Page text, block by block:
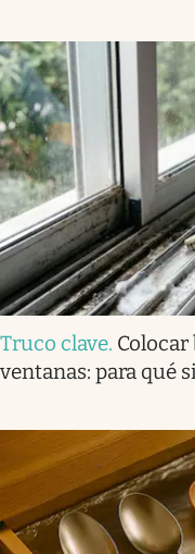
Truco clave.
ventanas: para qué